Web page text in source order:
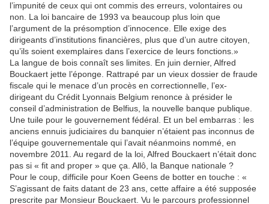
l’impunité de ceux qui ont commis des erreurs, volontaires ou
non. La loi bancaire de 1993 va beaucoup plus loin que
l’argument de la présomption d’innocence. Elle exige des
dirigeants d’institutions financières, plus que d’un autre citoyen,
qu’ils soient exemplaires dans l’exercice de leurs fonctions.»
La langue de bois connaît ses limites. En juin dernier, Alfred
Bouckaert jette l’éponge. Rattrapé par un vieux dossier de fraude
fiscale qui le menace d’un procès en correctionnelle, l’ex-
dirigeant du Crédit Lyonnais Belgium renonce à présider le
conseil d’administration de Belfius, la nouvelle banque publique.
Une tuile pour le gouvernement fédéral. Et un bel embarras : les
anciens ennuis judiciaires du banquier n’étaient pas inconnus de
l’équipe gouvernementale qui l’avait néanmoins nommé, en
novembre 2011. Au regard de la loi, Alfred Bouckaert n’était donc
pas si « fit and proper » que ça. Allô, la Banque nationale ?
Pour le coup, difficile pour Koen Geens de botter en touche : «
S’agissant de faits datant de 23 ans, cette affaire a été supposée
prescrite par Monsieur Bouckaert. Vu le parcours professionnel